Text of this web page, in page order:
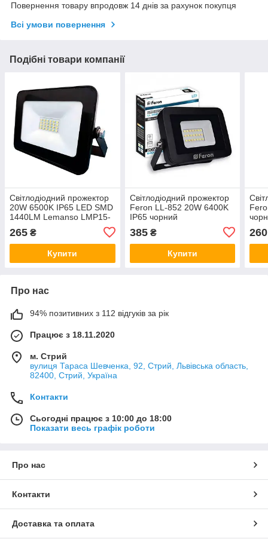
Повернення товару впродовж 14 днів за рахунок покупця
Всі умови повернення
Подібні товари компанії
Світлодіодний прожектор
20W 6500K IP65 LED SMD
1440LM Lemanso LMP15-
265 ₴
Купити
Світлодіодний прожектор
Feron LL-852 20W 6400K
IP65 чорний
385₴
Купити
260
Про нас
94% позитивних з 112 відгуків за рік
Працює з 18.11.2020
м. Стрий
вулиця Тараса Шевченка, 92, Стрий, Львівська область,
82400, Стрий, Україна
Контакти
Сьогодні працює з 10:00 до 18:00
Показати весь графік роботи
Про нас
Контакти
Доставка та оплата